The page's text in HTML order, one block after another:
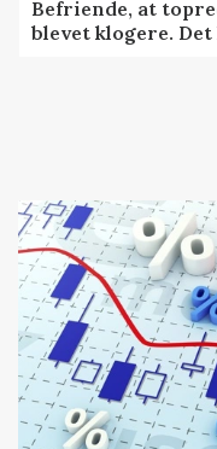
Befriende, at
blevet klogere.